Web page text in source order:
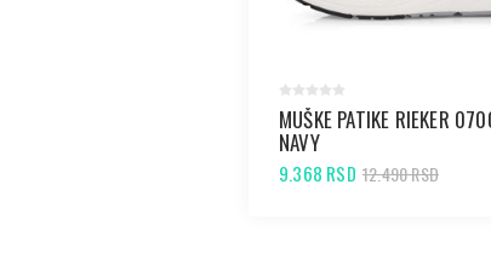
MUŠKE PATIKE RIEKER
NAVY
9.368 RSD 12.490 RSD